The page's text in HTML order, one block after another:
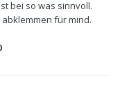
bei so was sinnvoll.
für mind.